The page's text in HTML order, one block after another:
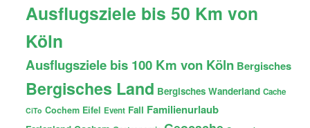
Ausflugsziele bis 50 Km von
Köln
Ausflugsziele bis 100 Km von Köln Bergisches
Bergisches Land Bergisches Wanderland Cache
CiTo Cochem Eifel Event Fail Familienurlaub